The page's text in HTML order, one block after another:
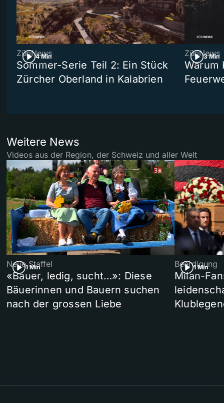
4 Min
ZüriNews
Sommer-Serie Teil 2: Ein Stück
Zürcher Oberland in Kalabrien
3 Min
ZüriNews
Warum
Weitere News
Videos aus der Region, der Schweiz und aller Welt
1 Min
Neue Staffel
«Bauer, ledig, sucht…»: Diese
Bäuerinnen und Bauern suchen
nach der grossen Liebe
1 Min
Beerdigung
Milan-